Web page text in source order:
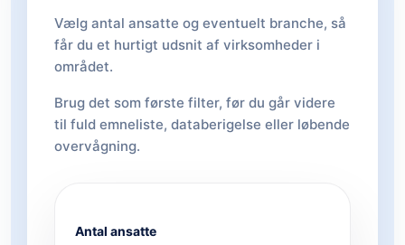
Vælg antal ansatte og eventuelt branche, så
får du et hurtigt udsnit af virksomheder i
området.
Brug det som første filter, før du går videre
til fuld emneliste, databerigelse eller løbende
overvågning.
Antal ansatte